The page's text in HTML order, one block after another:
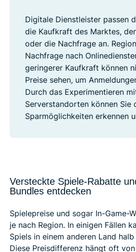
Digitale Dienstleister passen
die Kaufkraft des Marktes,
oder die Nachfrage an.
Nachfrage nach
geringerer Kaufkraft können
Preise sehen, um
Durch das Experimentieren
Serverstandorten können Sie
Sparmöglichkeiten erkennen
Versteckte Spiele-Rabatte
Bundles entdecken
Spielepreise und sogar In-Game-
je nach Region. In einigen Fällen
Spiels in einem anderen Land
Diese Preisdifferenz hängt oft